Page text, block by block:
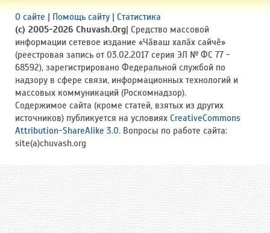
О сайте | Помощь сайту | Статистика
(c) 2005-2026 Chuvash.Org| Средство массовой
информации сетевое издание «Чӑваш халӑх сайчӗ»
(реестровая запись от 03.02.2017 серия ЭЛ № ФС 77 -
68592), зарегистрировано Федеральной службой по
надзору в сфере связи, информационных технологий и
массовых коммуникаций (Роскомнадзор).
Содержимое сайта (кроме статей, взятых из других
источников) публикуется на условиях CreativeCommons
Attribution-ShareAlike 3.0. Вопросы по работе сайта:
site(a)chuvash.org